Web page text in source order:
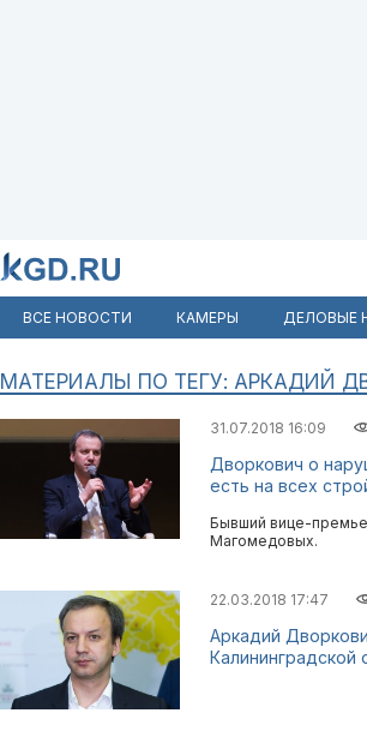
ВСЕ НОВОСТИ КАМЕРЫ ДЕЛОВЫЕ
МАТЕРИАЛЫ ПО ТЕГУ: АРКАДИЙ
31.07.2018 16:09
Дворкович о
есть на всех
Бывший вице-
Магомедовых.
22.03.2018 17:47
Аркадий
Калининградской